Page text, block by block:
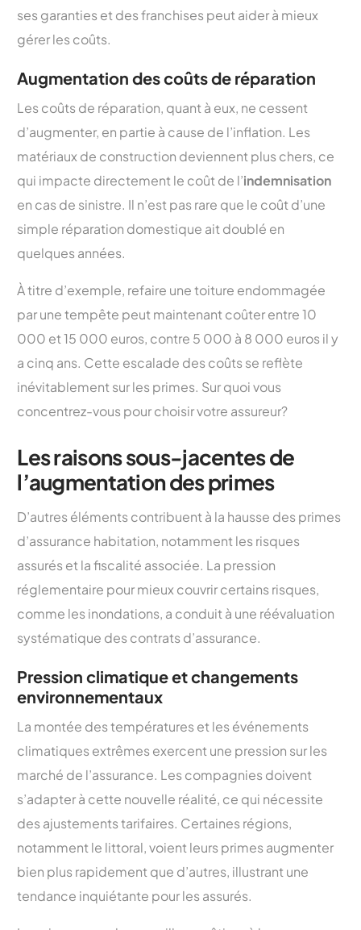
ses garanties et des franchises peut aider à mieux
gérer les coûts.
Augmentation des coûts de réparation
Les coûts de réparation, quant à eux, ne cessent
d’augmenter, en partie à cause de l’inflation. Les
matériaux de construction deviennent plus chers, ce
qui impacte directement le coût de l’indemnisation
en cas de sinistre. Il n’est pas rare que le coût d’une
simple réparation domestique ait doublé en
quelques années.
À titre d’exemple, refaire une toiture endommagée
par une tempête peut maintenant coûter entre 10
000 et 15 000 euros, contre 5 000 à 8 000 euros il y
a cinq ans. Cette escalade des coûts se reflète
inévitablement sur les primes. Sur quoi vous
concentrez-vous pour choisir votre assureur?
Les raisons sous-jacentes de
l’augmentation des primes
D’autres éléments contribuent à la hausse des primes
d’assurance habitation, notamment les risques
assurés et la fiscalité associée. La pression
réglementaire pour mieux couvrir certains risques,
comme les inondations, a conduit à une réévaluation
systématique des contrats d’assurance.
Pression climatique et changements
environnementaux
La montée des températures et les événements
climatiques extrêmes exercent une pression sur les
marché de l’assurance. Les compagnies doivent
s’adapter à cette nouvelle réalité, ce qui nécessite
des ajustements tarifaires. Certaines régions,
notamment le littoral, voient leurs primes augmenter
bien plus rapidement que d’autres, illustrant une
tendance inquiétante pour les assurés.